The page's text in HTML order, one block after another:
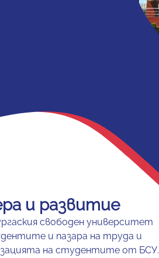
и развитие
свободен университет
и пазара на труда и
на студентите от БСУ.